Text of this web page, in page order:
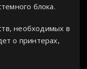
блока.
необходимых в
о принтерах,